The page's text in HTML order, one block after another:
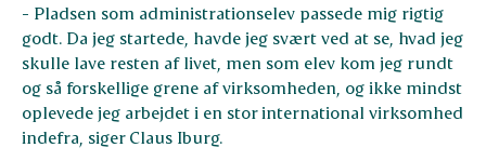
- Pladsen som administrationselev passede mig rigtig
godt. Da jeg startede, havde jeg svært ved at se, hvad jeg
skulle lave resten af livet, men som elev kom jeg rundt
og så forskellige grene af virksomheden, og ikke mindst
oplevede jeg arbejdet i en stor international virksomhed
indefra, siger Claus Iburg.